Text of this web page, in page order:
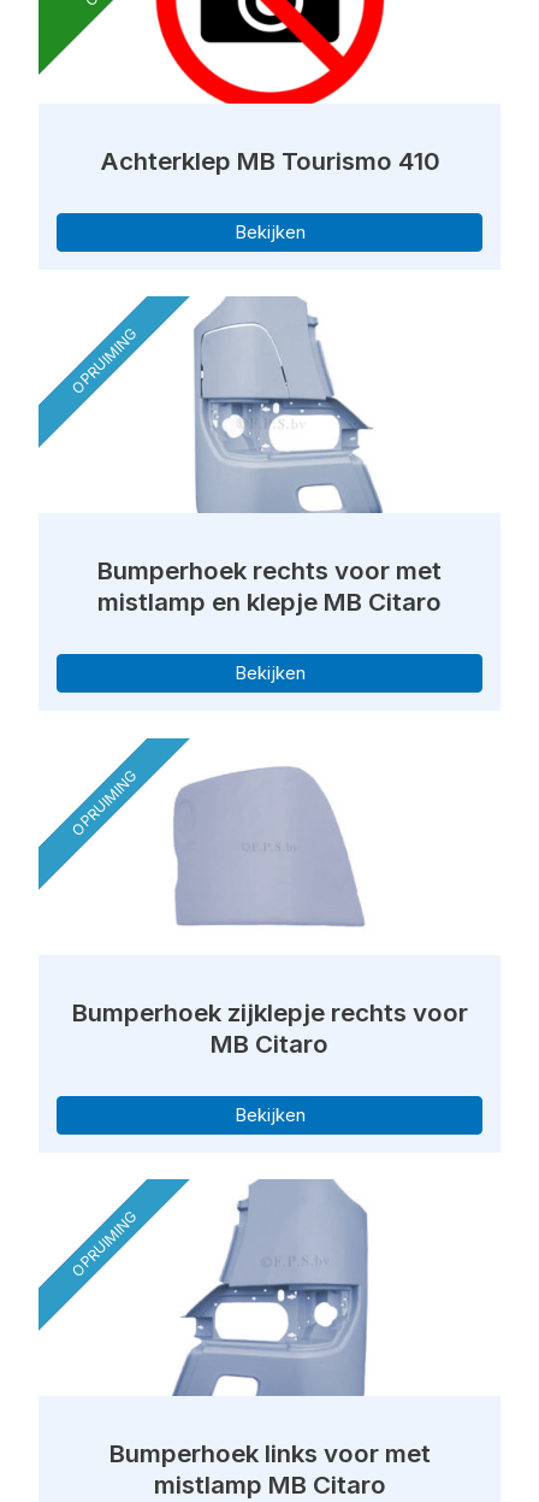
Achterklep MB Tourismo 410
Bekijken
OPRUIMING
Bumperhoek rechts voor met
mistlamp en klepje MB Citaro
Bekijken
OPRUIMING
Bumperhoek zijklepje rechts voor
MB Citaro
Bekijken
OPRUIMING
Bumperhoek links voor met
mistlamp MB Citaro